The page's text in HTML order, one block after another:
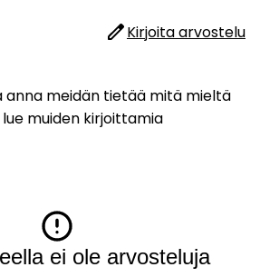
Kirjoita arvostelu
anna meidän tietää mitä mieltä
muiden kirjoittamia
ei ole arvosteluja